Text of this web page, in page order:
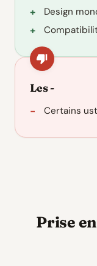
Design
Les -
Certains
Prise